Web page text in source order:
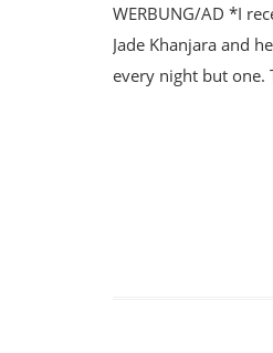
WERBUNG/AD *I
Jade Khanjara and
every night but one.